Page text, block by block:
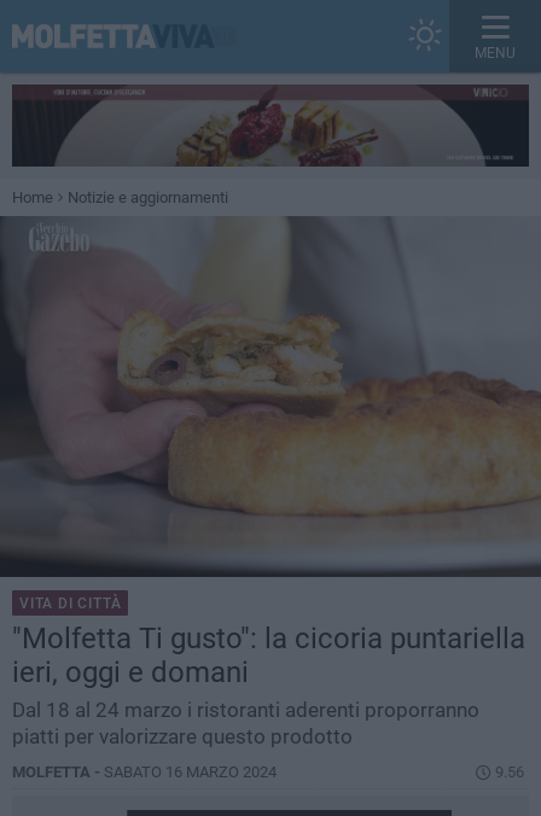
MENU
Home Notizie e aggiornamenti
VITA DI CITTÀ
"Molfetta Ti gusto": la cicoria puntariella
ieri, oggi e domani
Dal 18 al 24 marzo i ristoranti aderenti proporranno
piatti per valorizzare questo prodotto
MOLFETTA - SABATO 16 MARZO 2024 9.56